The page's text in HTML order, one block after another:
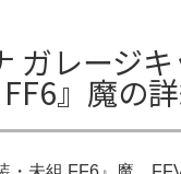
ガレージ
』魔の